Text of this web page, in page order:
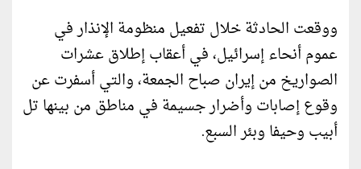
ووقعت الحادثة خلال تفعيل منظومة الإنذار في
عموم أنحاء إسرائيل، في أعقاب إطلاق عشرات
الصواريخ من إيران صباح الجمعة، والتي أسفرت عن
وقوع إصابات وأضرار جسيمة في مناطق من بينها تل
أبيب وحيفا وبئر السبع.